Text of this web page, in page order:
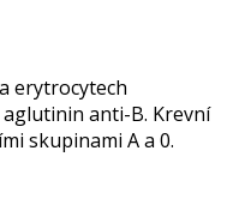
erytrocytech
anti-B. Krevní
skupinami A a 0.